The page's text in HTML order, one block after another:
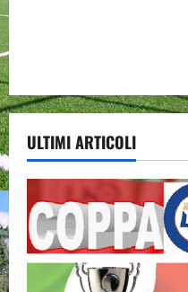
ULTIMI ARTICOLI